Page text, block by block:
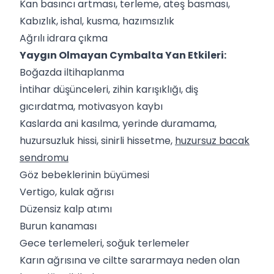
Kan basıncı artması, terleme, ateş basması,
Kabızlık, ishal, kusma, hazımsızlık
Ağrılı idrara çıkma
Yaygın Olmayan Cymbalta Yan Etkileri:
Boğazda iltihaplanma
İntihar düşünceleri, zihin karışıklığı, diş
gıcırdatma, motivasyon kaybı
Kaslarda ani kasılma, yerinde duramama,
huzursuzluk hissi, sinirli hissetme, huzursuz bacak
sendromu
Göz bebeklerinin büyümesi
Vertigo, kulak ağrısı
Düzensiz kalp atımı
Burun kanaması
Gece terlemeleri, soğuk terlemeler
Karın ağrısına ve ciltte sararmaya neden olan